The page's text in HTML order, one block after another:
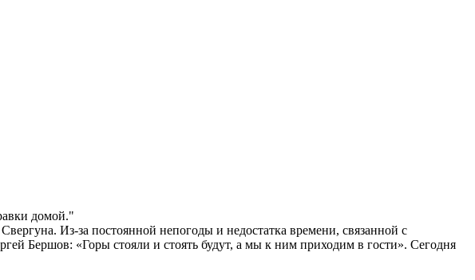
домой."
Из-за постоянной непогоды и недостатка времени, связанной с
Бершов: «Горы стояли и стоять будут, а мы к ним приходим в гости». Сегодня